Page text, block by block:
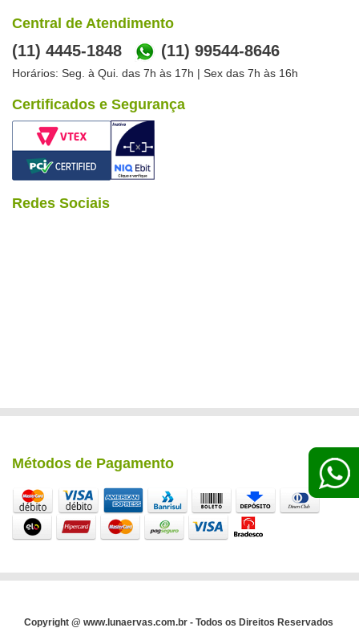
Central de Atendimento
(11) 4445-1848 (11) 99544-8646
Horários: Seg. à Qui. das 7h às 17h | Sex das 7h às 16h
Certificados e Segurança
Redes Sociais
Métodos de Pagamento
Copyright @ www.lunaervas.com.br - Todos os Direitos Reservados